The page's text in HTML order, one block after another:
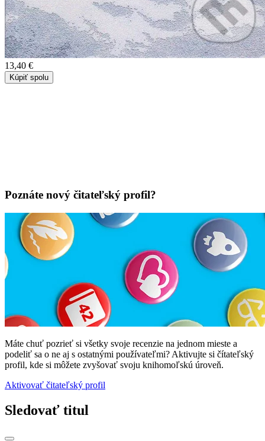
13,40 €
Kúpiť spolu
Poznáte nový čitateľský profil?
Máte chuť pozrieť si všetky svoje recenzie na jednom mieste a
podeliť sa o ne aj s ostatnými používateľmi? Aktivujte si čítateľský
profil, kde si môžete zvyšovať svoju knihomoľskú úroveň.
Aktivovať čitateľský profil
Sledovať titul